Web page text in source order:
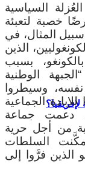
السياسية
خصبة لتعبئة
المثال، في
الذين
بسبب
الوطنية
نفسه، وسيطروا
الجماعية
دعمت جماعة
من أجل حرية
السلطات
الذين فرَّوا إلى